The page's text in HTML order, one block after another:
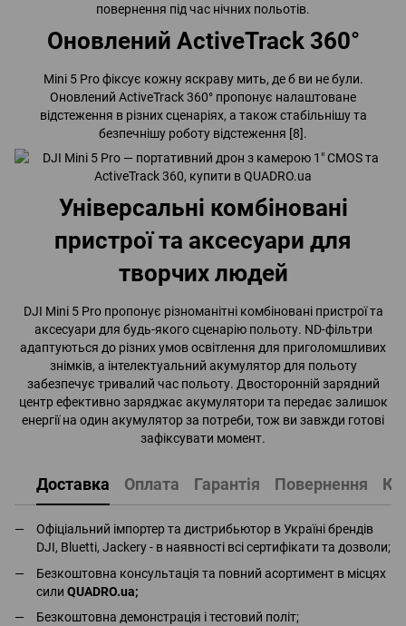
повернення під час нічних польотів.
Оновлений ActiveTrack 360°
Mini 5 Pro фіксує кожну яскраву мить, де б ви не були.
Оновлений ActiveTrack 360° пропонує налаштоване
відстеження в різних сценаріях, а також стабільнішу та
безпечнішу роботу відстеження [8].
Універсальні комбіновані
пристрої та аксесуари для
творчих людей
DJI Mini 5 Pro пропонує різноманітні комбіновані пристрої та
аксесуари для будь-якого сценарію польоту. ND-фільтри
адаптуються до різних умов освітлення для приголомшливих
знімків, а інтелектуальний акумулятор для польоту
забезпечує тривалий час польоту. Двосторонній зарядний
центр ефективно заряджає акумулятори та передає залишок
енергії на один акумулятор за потреби, тож ви завжди готові
зафіксувати момент.
Доставка Оплата Гарантія Повернення
Офіціальний імпортер та дистрибьютор в Україні брендів
DJI, Bluetti, Jackery - в наявності всі сертифікати та дозволи;
Безкоштовна консультація та повний асортимент в місцях
сили QUADRO.ua;
Безкоштовна демонстрація і тестовий політ;